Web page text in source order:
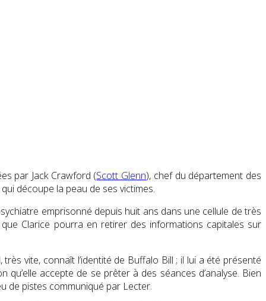
par Jack Crawford (Scott Glenn), chef du département des
découpe la peau de ses victimes.
emprisonné depuis huit ans dans une cellule de très
que Clarice pourra en retirer des informations capitales sur
vite, connaît l’identité de Buffalo Bill ; il lui a été présenté
accepte de se prêter à des séances d’analyse. Bien
de pistes communiqué par Lecter.